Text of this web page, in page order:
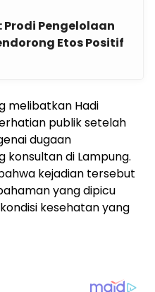
Pengelolaan
Etos Positif
melibatkan Hadi
publik setelah
dugaan
konsultan di Lampung.
kejadian tersebut
yang dipicu
kesehatan yang